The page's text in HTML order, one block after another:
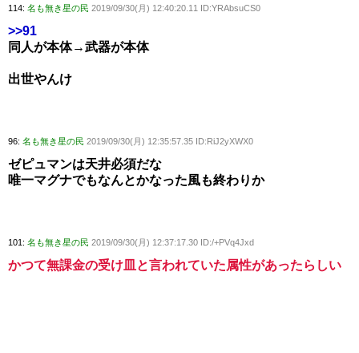
114: 名も無き星の民 2019/09/30(月) 12:40:20.11 ID:YRAbsuCS0
>>91
同人が本体→武器が本体
出世やんけ
96: 名も無き星の民 2019/09/30(月) 12:35:57.35 ID:RiJ2yXWX0
ゼピュマンは天井必須だな
唯一マグナでもなんとかなった風も終わりか
101: 名も無き星の民 2019/09/30(月) 12:37:17.30 ID:/+PVq4Jxd
かつて無課金の受け皿と言われていた属性があったらしい